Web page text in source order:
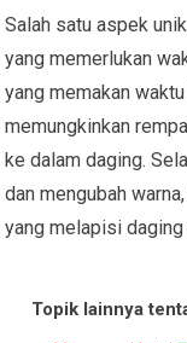
Salah satu aspek
yang memerlukan
yang memakan
memungkinkan
ke dalam daging.
dan mengubah
yang melapisi daging
Topik lainnya